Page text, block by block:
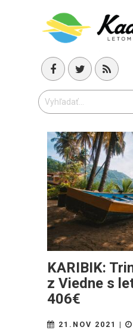
KARIBIK:
z Viedne s
406€
21.NOV 2021 |